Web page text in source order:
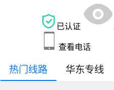
已认证
查看电话
热门线路 华东专线